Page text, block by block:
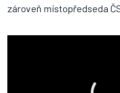
zároveň místopředseda